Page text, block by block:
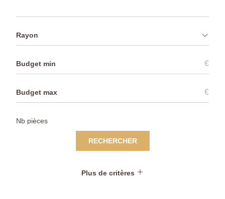
Rayon
€
€
RECHERCHER
Plus de critères